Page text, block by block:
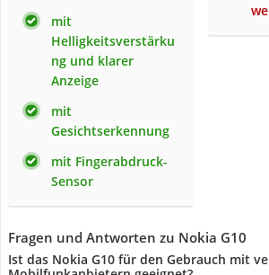
mit
Helligkeitsverstärku
ng und klarer
Anzeige
mit
Gesichtserkennung
mit Fingerabdruck-
Sensor
Fragen und Antworten zu Nokia G10
Ist das Nokia G10 für den Gebrauch mit